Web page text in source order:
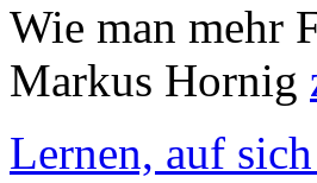
Wie man mehr
Markus Hornig
Lernen, auf